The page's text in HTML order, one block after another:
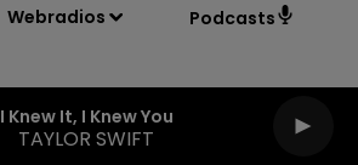
Webradios Podcasts
I Knew It, I Knew You
TAYLOR SWIFT